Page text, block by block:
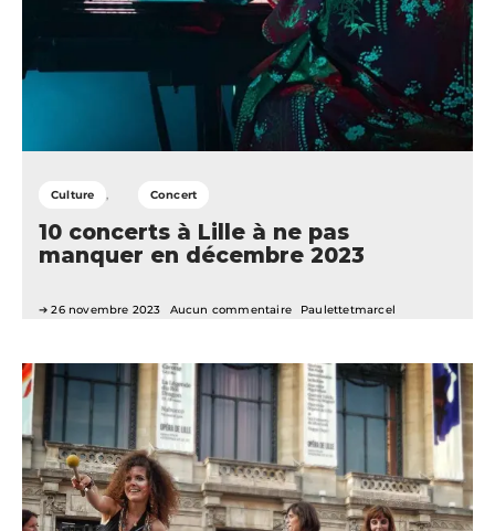
Culture Concert
10 concerts à Lille à ne pas
manquer en décembre 2023
26 novembre 2023 Aucun commentaire Paulettetmarcel